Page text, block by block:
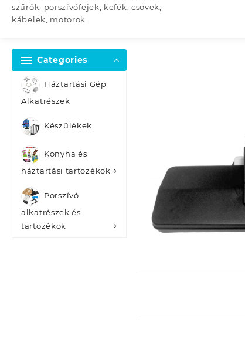
szűrők, porszívófejek, kefék, csövek,
kábelek, motorok
Categories
Háztartási Gép
Alkatrészek
Készülékek
Konyha és
háztartási tartozékok
Porszívó
alkatrészek és
tartozékok